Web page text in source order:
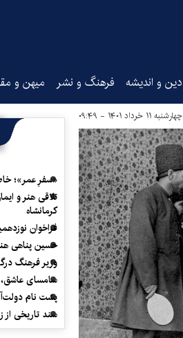
دین و اندیشه فرهنگ و نشر میهن و
چهارشنبه ۱۱ خرداد ۱۴۰۱ - ۰۹:۴۹
«سفرِ عمر»؛
تلاقی هنر و
کرمانشاه
فراخوان
حسین پناهی
وزیر فرهنگ
سامسای
پشت نام
سند تاریخی